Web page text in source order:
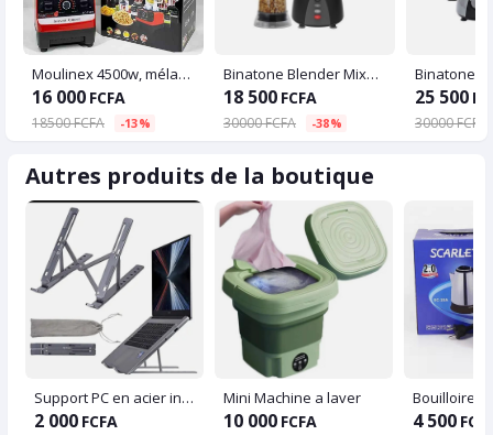
Moulinex 4500w, mélangeur multifonctionnel professionnel, robot culinaire
16 000 FCFA
18500 FCFA -13%
Binatone Blender Mixeur Moulin 350 W - 1.5 Litres
18 500 FCFA
30000 FCFA -38%
25 500
30000 FCFA
Autres produits de la boutique
Support PC en acier inoxydable - Laptop stand
2 000 FCFA
Mini Machine a laver
10 000 FCFA 4 500